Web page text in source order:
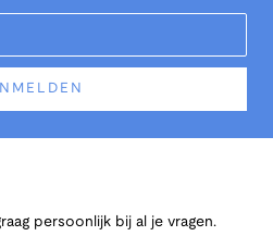
persoonlijk bij al je vragen.